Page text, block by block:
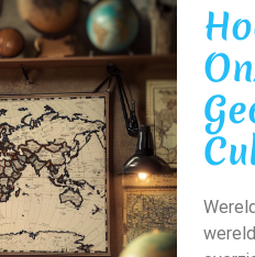
Wereldkaarten bieden een unieke manier om de